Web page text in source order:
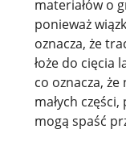
materiałów o
ponieważ
oznacza, że
łoże do cięcia
co oznacza,
małych
mogą spaść